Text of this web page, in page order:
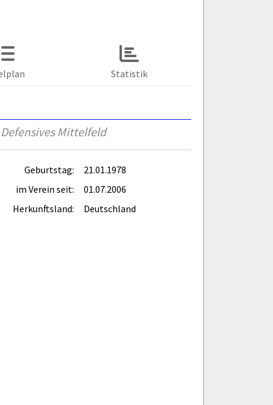
Statistik
Mittelfeld
Geburtstag:
21.01.1978
im Verein seit:
01.07.2006
Herkunftsland:
Deutschland